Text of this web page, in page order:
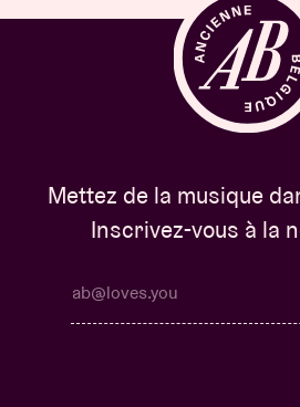
Mettez de la musique
Inscrivez-vous à la